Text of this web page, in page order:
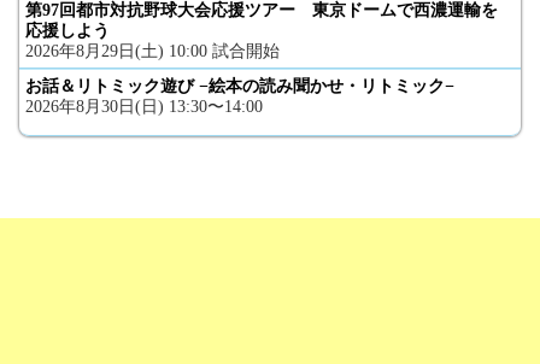
第97回都市対抗野球大会応援ツアー 東京ドームで西濃運輸を
応援しよう
2026年8月29日(土) 10:00 試合開始
お話＆リトミック遊び −絵本の読み聞かせ・リトミック−
2026年8月30日(日) 13:30〜14:00